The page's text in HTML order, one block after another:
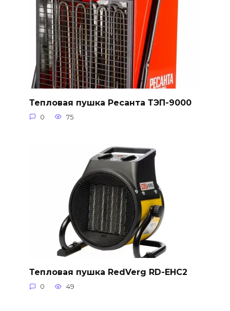
Тепловая пушка Ресанта ТЭП-9000
0 75
Тепловая пушка RedVerg RD-EHC2
0 49